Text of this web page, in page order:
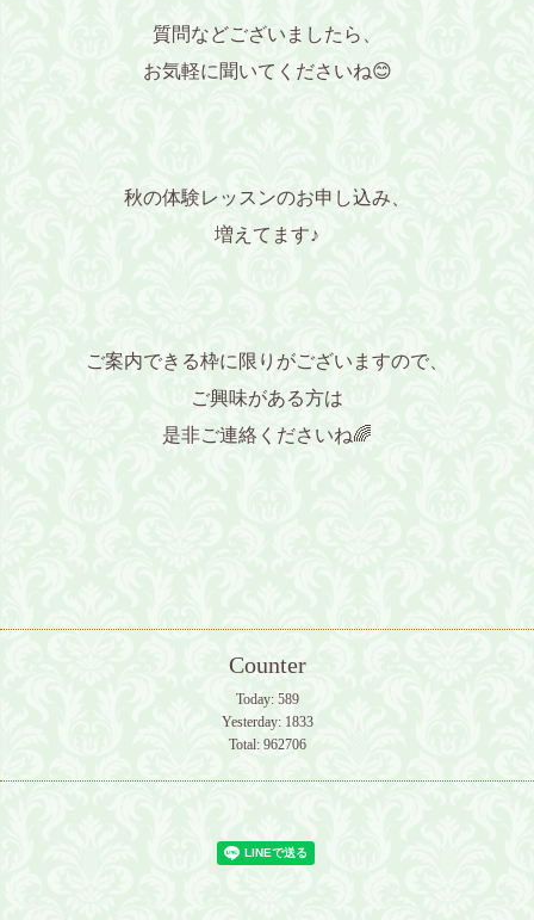
質問などございましたら、
お気軽に聞いてくださいね😊
秋の体験レッスンのお申し込み、
増えてます♪
ご案内できる枠に限りがございますので、
ご興味がある方は
是非ご連絡くださいね🌈
Counter
Today: 589
Yesterday: 1833
Total: 962706